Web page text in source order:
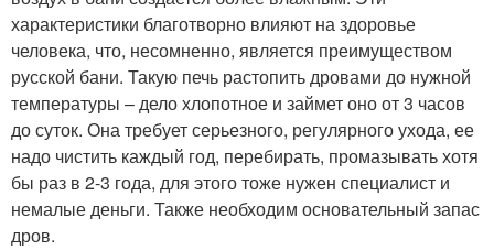
характеристики благотворно влияют на здоровье
человека, что, несомненно, является преимуществом
русской бани. Такую печь растопить дровами до нужной
температуры – дело хлопотное и займет оно от 3 часов
до суток. Она требует серьезного, регулярного ухода, ее
надо чистить каждый год, перебирать, промазывать хотя
бы раз в 2-3 года, для этого тоже нужен специалист и
немалые деньги. Также необходим основательный запас
дров.